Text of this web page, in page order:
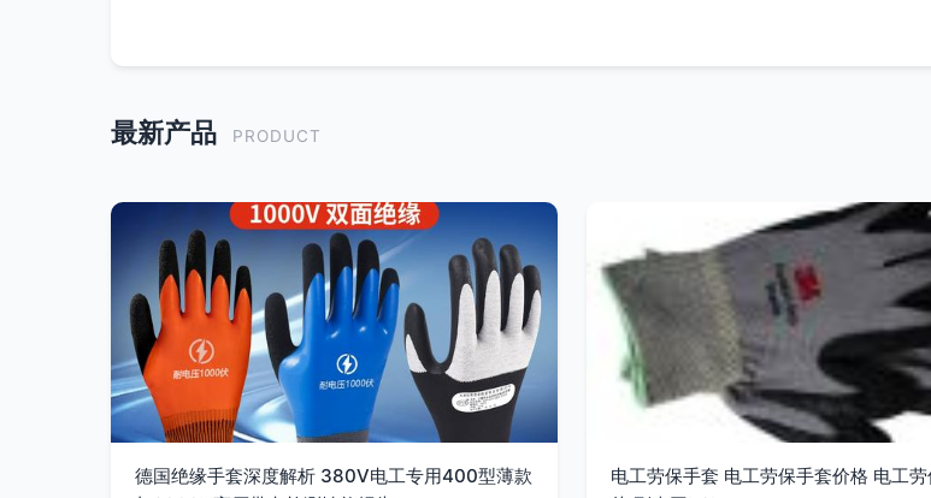
最新产品 PRODUCT
德国绝缘手套深度解析 380V电工专用400型薄款
电工劳保手套 电工劳保手套价格 电工